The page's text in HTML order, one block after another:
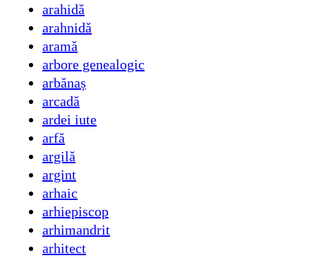
arahidă
arahnidă
aramă
arbore genealogic
arbănaș
arcadă
ardei iute
arfă
argilă
argint
arhaic
arhiepiscop
arhimandrit
arhitect